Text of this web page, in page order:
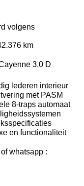
volgens
km
3.0 D
lederen interieur
met PASM
8-traps automaat
en functionaliteit
whatsapp :